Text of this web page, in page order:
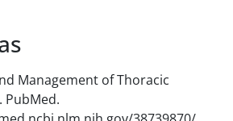
Management of Thoracic
PubMed.